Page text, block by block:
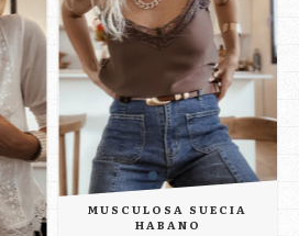
MUSCULOSA SUECIA
HABANO